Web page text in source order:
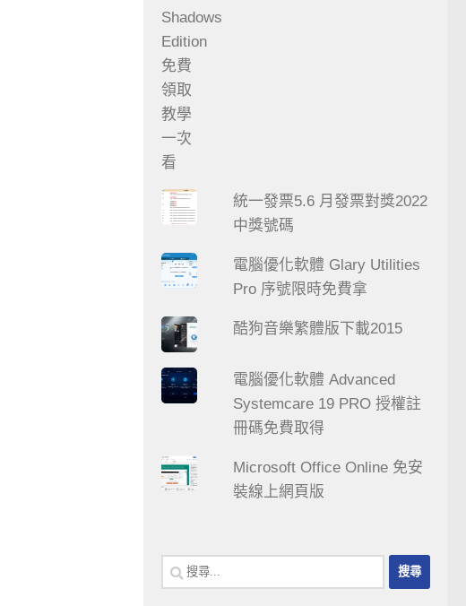
統一發票5.6 月發票對獎2022
中獎號碼
電腦優化軟體 Glary Utilities
Pro 序號限時免費拿
酷狗音樂繁體版下載2015
電腦優化軟體 Advanced
Systemcare 19 PRO 授權註
冊碼免費取得
Microsoft Office Online 免安
裝線上網頁版
搜
尋